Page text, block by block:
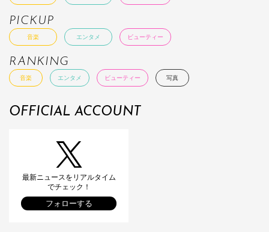
PICKUP
音楽 エンタメ ビューティー
RANKING
音楽 エンタメ ビューティー 写真
OFFICIAL ACCOUNT
最新ニュースをリアルタイム
でチェック！
フォローする